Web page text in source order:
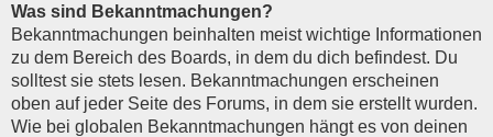
Was sind Bekanntmachungen?
Bekanntmachungen beinhalten meist wichtige Informationen
zu dem Bereich des Boards, in dem du dich befindest. Du
solltest sie stets lesen. Bekanntmachungen erscheinen
oben auf jeder Seite des Forums, in dem sie erstellt wurden.
Wie bei globalen Bekanntmachungen hängt es von deinen